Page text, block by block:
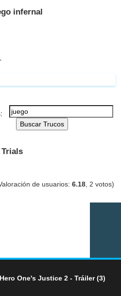
infernal
Buscar Trucos
de usuarios:6.18,2 votos)
One's Justice 2 - Tráiler (3)